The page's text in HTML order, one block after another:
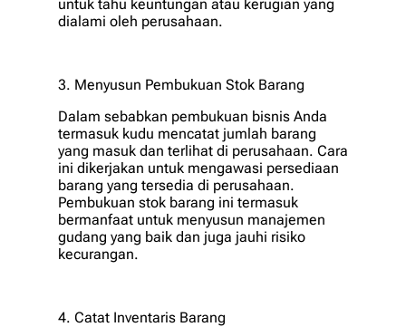
untuk tahu keuntungan atau kerugian yang
dialami oleh perusahaan.
3. Menyusun Pembukuan Stok Barang
Dalam sebabkan pembukuan bisnis Anda
termasuk kudu mencatat jumlah barang
yang masuk dan terlihat di perusahaan. Cara
ini dikerjakan untuk mengawasi persediaan
barang yang tersedia di perusahaan.
Pembukuan stok barang ini termasuk
bermanfaat untuk menyusun manajemen
gudang yang baik dan juga jauhi risiko
kecurangan.
4. Catat Inventaris Barang